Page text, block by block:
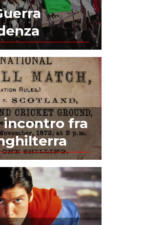
incontro fra